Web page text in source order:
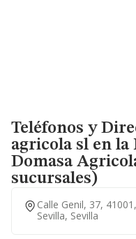
Teléfonos y
agricola sl en la
Domasa
sucursales)
Calle Genil, 37, 41001,
Sevilla, Sevilla